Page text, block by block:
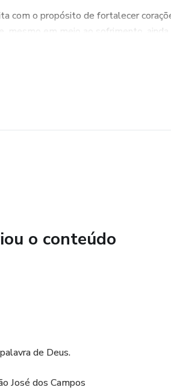
com o propósito de fortalecer
mesmo em meio ao sofrimento, ainda
o conteúdo
de Deus.
José dos Campos